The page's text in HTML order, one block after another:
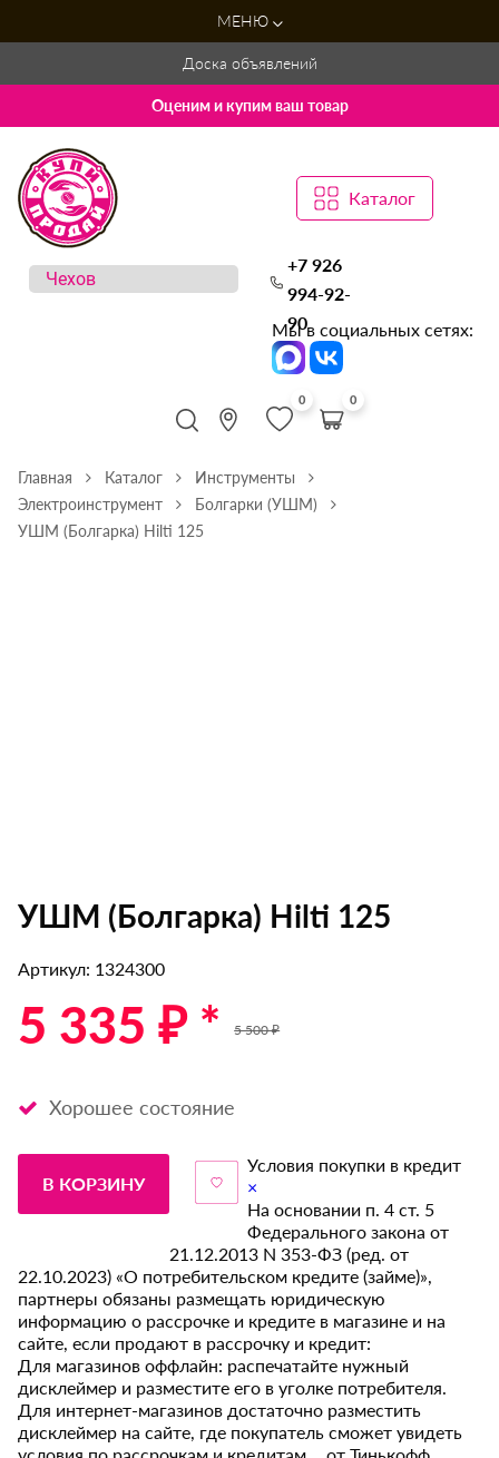
МЕНЮ
Доска объявлений
Оценим и купим ваш товар
Каталог
+7 926
994-92-
90
Мы в социальных сетях:
0 0
Главная Каталог
Инструменты
Электроинструмент
Болгарки (УШМ)
УШМ (Болгарка) Hilti 125
УШМ (Болгарка) Hilti 125
Артикул: 1324300
5 335 ₽ * 5 500 ₽
Хорошее состояние
В КОРЗИНУ
Условия покупки в кредит
×
На основании п. 4 ст. 5
Федерального закона от
21.12.2013 N 353-ФЗ (ред. от
22.10.2023) «О потребительском кредите (займе)»,
партнеры обязаны размещать юридическую
информацию о рассрочке и кредите в магазине и на
сайте, если продают в рассрочку и кредит:
Для магазинов оффлайн: распечатайте нужный
дисклеймер и разместите его в уголке потребителя.
Для интернет-магазинов достаточно разместить
дисклеймер на сайте, где покупатель сможет увидеть